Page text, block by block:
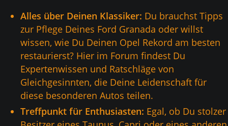
Alles über Deinen Klassiker: Du brauchst Tipps
zur Pflege Deines Ford Granada oder willst
wissen, wie Du Deinen Opel Rekord am besten
restaurierst? Hier im Forum findest Du
Expertenwissen und Ratschläge von
Gleichgesinnten, die Deine Leidenschaft für
diese besonderen Autos teilen.
Treffpunkt für Enthusiasten: Egal, ob Du stolzer